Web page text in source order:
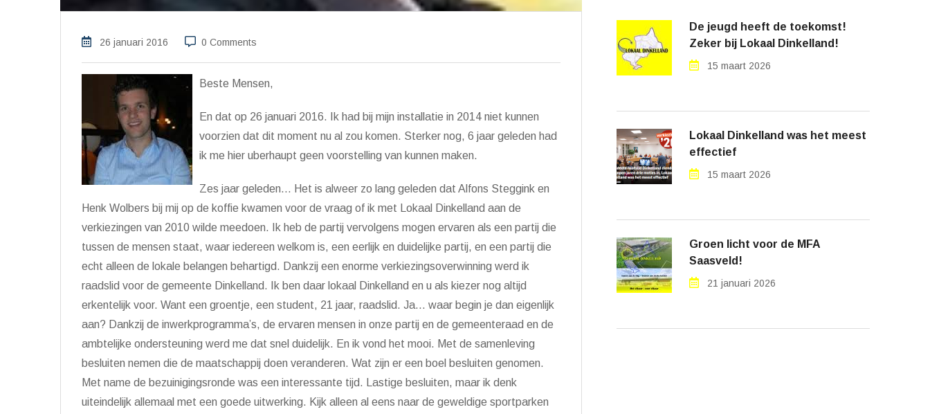
26 januari 2016 0 Comments
Beste Mensen,
En dat op 26 januari 2016. Ik had bij mijn installatie in 2014 niet kunnen
voorzien dat dit moment nu al zou komen. Sterker nog, 6 jaar geleden had
ik me hier uberhaupt geen voorstelling van kunnen maken.
Zes jaar geleden… Het is alweer zo lang geleden dat Alfons Steggink en
Henk Wolbers bij mij op de koffie kwamen voor de vraag of ik met Lokaal Dinkelland aan de
verkiezingen van 2010 wilde meedoen. Ik heb de partij vervolgens mogen ervaren als een partij die
tussen de mensen staat, waar iedereen welkom is, een eerlijk en duidelijke partij, en een partij die
echt alleen de lokale belangen behartigd. Dankzij een enorme verkiezingsoverwinning werd ik
raadslid voor de gemeente Dinkelland. Ik ben daar lokaal Dinkelland en u als kiezer nog altijd
erkentelijk voor. Want een groentje, een student, 21 jaar, raadslid. Ja… waar begin je dan eigenlijk
aan? Dankzij de inwerkprogramma’s, de ervaren mensen in onze partij en de gemeenteraad en de
ambtelijke ondersteuning werd me dat snel duidelijk. En ik vond het mooi. Met de samenleving
besluiten nemen die de maatschappij doen veranderen. Wat zijn er een boel besluiten genomen.
Met name de bezuinigingsronde was een interessante tijd. Lastige besluiten, maar ik denk
uiteindelijk allemaal met een goede uitwerking. Kijk alleen al eens naar de geweldige sportparken
De jeugd heeft de toekomst!
Zeker bij Lokaal Dinkelland!
15 maart 2026
Lokaal Dinkelland was het meest
effectief
15 maart 2026
Groen licht voor de MFA
Saasveld!
21 januari 2026